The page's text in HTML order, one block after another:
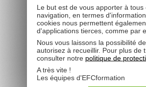
Le but est de vous apporter à
navigation, en termes
cookies nous permettent
d'applications tierces, comme par
Nous vous laissons la possibilité
autorisez à recueillir. Pour plus de
consulter notre politique de
A très vite !
Les équipes d'EFCformation